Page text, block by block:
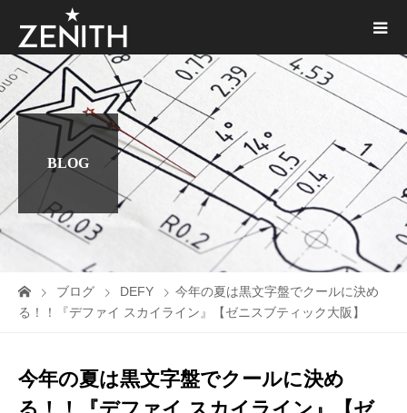
BLOG
ブログ DEFY
今年の夏は黒文字盤でクールに決め
る！！『デファイ スカイライン』【ゼニスブティック大阪】
今年の夏は黒文字盤でクールに決め